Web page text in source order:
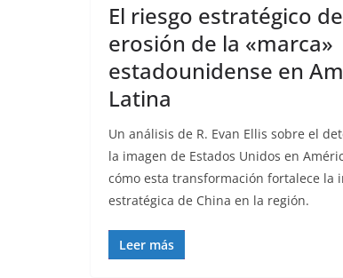
El riesgo estratégico
erosión de la «marca»
estadounidense en
Latina
Un análisis de R. Evan Ellis sobre el
la imagen de Estados Unidos en
cómo esta transformación fortalece la
estratégica de China en la región.
Leer más